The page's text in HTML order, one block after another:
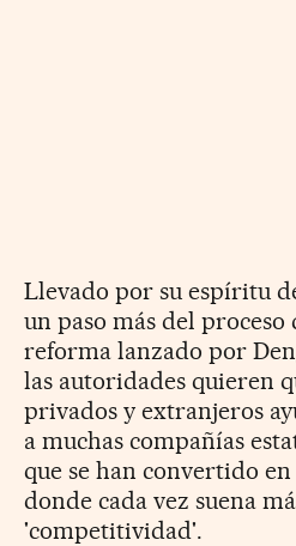
Llevado por su espíritu
un paso más del
reforma lanzado por
las autoridades quieren
privados y extranjeros
a muchas compañías
que se han convertido
donde cada vez suena
'competitividad'.